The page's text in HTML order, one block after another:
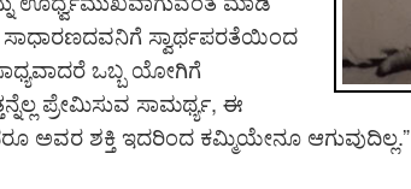
ಸಾಧಾರಣದವನಿಗೆ ಸ್ವಾರ್ಥಪರತೆಯಿಂದ
ಒಬ್ಬ ಯೋಗಿಗೆ
ಪ್ರೇಮಿಸುವ ಸಾಮರ್ಥ್ಯ, ಈ
ಅವರ ಶಕ್ತಿ ಇದರಿಂದ ಕಮ್ಮಿಯೇನೂ ಆಗುವುದಿಲ್ಲ.”